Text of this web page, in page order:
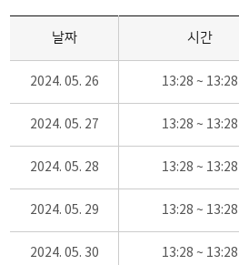
날짜 시간
2024. 05. 26 13:28 ~ 13:28
2024. 05. 27 13:28 ~ 13:28
2024. 05. 28 13:28 ~ 13:28
2024. 05. 29 13:28 ~ 13:28
2024. 05. 30 13:28 ~ 13:28